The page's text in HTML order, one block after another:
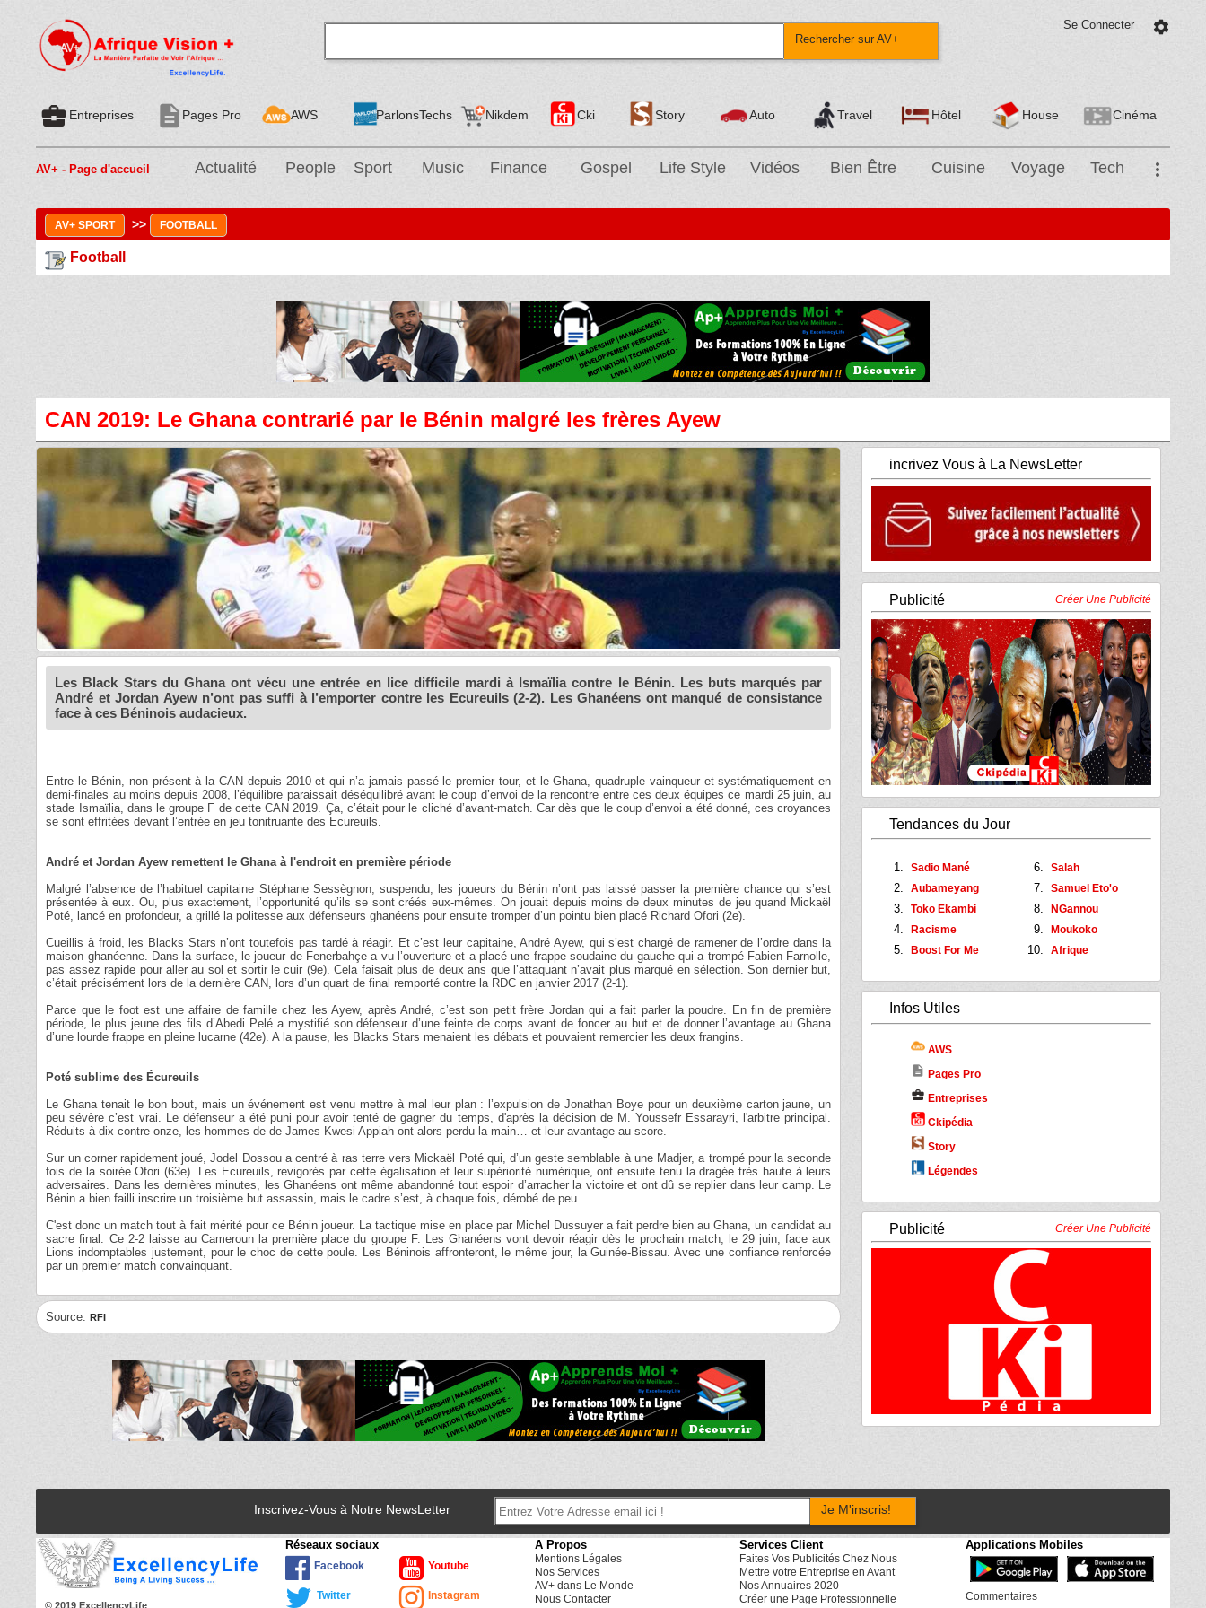
Rechercher sur AV+
settings
Se Connecter
business_centerEntreprises descriptionPages Pro AWS ParlonsTechs Nikdem Cki Story Auto Travel Hôtel House Cinéma
AV+ - Page d'accueil Actualité People Sport Music Finance Gospel Life Style Vidéos Bien Être Cuisine Voyage Tech more_vert
AV+ SPORT >> FOOTBALL
Football
CAN 2019: Le Ghana contrarié par le Bénin malgré les frères Ayew
Les Black Stars du Ghana ont vécu une entrée en lice difficile mardi à Ismaïlia contre le Bénin. Les buts marqués par
André et Jordan Ayew n’ont pas suffi à l’emporter contre les Ecureuils (2-2). Les Ghanéens ont manqué de consistance
face à ces Béninois audacieux.
Entre le Bénin, non présent à la CAN depuis 2010 et qui n’a jamais passé le premier tour, et le Ghana, quadruple vainqueur et systématiquement en
demi-finales au moins depuis 2008, l’équilibre paraissait déséquilibré avant le coup d’envoi de la rencontre entre ces deux équipes ce mardi 25 juin, au
stade Ismaïlia, dans le groupe F de cette CAN 2019. Ça, c’était pour le cliché d’avant-match. Car dès que le coup d’envoi a été donné, ces croyances
se sont effritées devant l’entrée en jeu tonitruante des Ecureuils.
André et Jordan Ayew remettent le Ghana à l'endroit en première période
Malgré l’absence de l’habituel capitaine Stéphane Sessègnon, suspendu, les joueurs du Bénin n’ont pas laissé passer la première chance qui s’est
présentée à eux. Ou, plus exactement, l’opportunité qu’ils se sont créés eux-mêmes. On jouait depuis moins de deux minutes de jeu quand Mickaël
Poté, lancé en profondeur, a grillé la politesse aux défenseurs ghanéens pour ensuite tromper d’un pointu bien placé Richard Ofori (2e).
Cueillis à froid, les Blacks Stars n’ont toutefois pas tardé à réagir. Et c’est leur capitaine, André Ayew, qui s’est chargé de ramener de l’ordre dans la
maison ghanéenne. Dans la surface, le joueur de Fenerbahçe a vu l’ouverture et a placé une frappe soudaine du gauche qui a trompé Fabien Farnolle,
pas assez rapide pour aller au sol et sortir le cuir (9e). Cela faisait plus de deux ans que l’attaquant n’avait plus marqué en sélection. Son dernier but,
c’était précisément lors de la dernière CAN, lors d’un quart de final remporté contre la RDC en janvier 2017 (2-1).
Parce que le foot est une affaire de famille chez les Ayew, après André, c’est son petit frère Jordan qui a fait parler la poudre. En fin de première
période, le plus jeune des fils d’Abedi Pelé a mystifié son défenseur d’une feinte de corps avant de foncer au but et de donner l’avantage au Ghana
d’une lourde frappe en pleine lucarne (42e). A la pause, les Blacks Stars menaient les débats et pouvaient remercier les deux frangins.
Poté sublime des Écureuils
Le Ghana tenait le bon bout, mais un événement est venu mettre à mal leur plan : l’expulsion de Jonathan Boye pour un deuxième carton jaune, un
peu sévère c’est vrai. Le défenseur a été puni pour avoir tenté de gagner du temps, d'après la décision de M. Youssefr Essarayri, l'arbitre principal.
Réduits à dix contre onze, les hommes de de James Kwesi Appiah ont alors perdu la main… et leur avantage au score.
Sur un corner rapidement joué, Jodel Dossou a centré à ras terre vers Mickaël Poté qui, d’un geste semblable à une Madjer, a trompé pour la seconde
fois de la soirée Ofori (63e). Les Ecureuils, revigorés par cette égalisation et leur supériorité numérique, ont ensuite tenu la dragée très haute à leurs
adversaires. Dans les dernières minutes, les Ghanéens ont même abandonné tout espoir d’arracher la victoire et ont dû se replier dans leur camp. Le
Bénin a bien failli inscrire un troisième but assassin, mais le cadre s’est, à chaque fois, dérobé de peu.
C'est donc un match tout à fait mérité pour ce Bénin joueur. La tactique mise en place par Michel Dussuyer a fait perdre bien au Ghana, un candidat au
sacre final. Ce 2-2 laisse au Cameroun la première place du groupe F. Les Ghanéens vont devoir réagir dès le prochain match, le 29 juin, face aux
Lions indomptables justement, pour le choc de cette poule. Les Béninois affronteront, le même jour, la Guinée-Bissau. Avec une confiance renforcée
par un premier match convainquant.
Source:RFI
incrivez Vous à La NewsLetter
Publicité Créer Une Publicité
Tendances du Jour
Sadio Mané
Aubameyang
Toko Ekambi
Racisme
Boost For Me
Salah
Samuel Eto'o
NGannou
Moukoko
Afrique
Infos Utiles
AWS
description Pages Pro
business_center Entreprises
Ckipédia
Story
Légendes
Publicité Créer Une Publicité
Inscrivez-Vous à Notre NewsLetter Je M'inscris!
© 2019 ExcellencyLife
Réseaux sociaux
Facebook Youtube
Twitter Instagram
A Propos
Mentions Légales
Nos Services
AV+ dans Le Monde
Nous Contacter
Services Client
Faites Vos Publicités Chez Nous
Mettre votre Entreprise en Avant
Nos Annuaires 2020
Créer une Page Professionnelle
Applications Mobiles
Commentaires